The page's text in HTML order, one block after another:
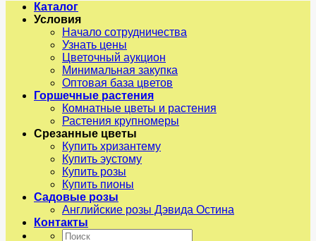
Каталог
Условия
Начало сотрудничества
Узнать цены
Цветочный аукцион
Минимальная закупка
Оптовая база цветов
Горшечные растения
Комнатные цветы и растения
Растения крупномеры
Срезанные цветы
Купить хризантему
Купить эустому
Купить розы
Купить пионы
Садовые розы
Английские розы Дэвида Остина
Контакты
Искать: